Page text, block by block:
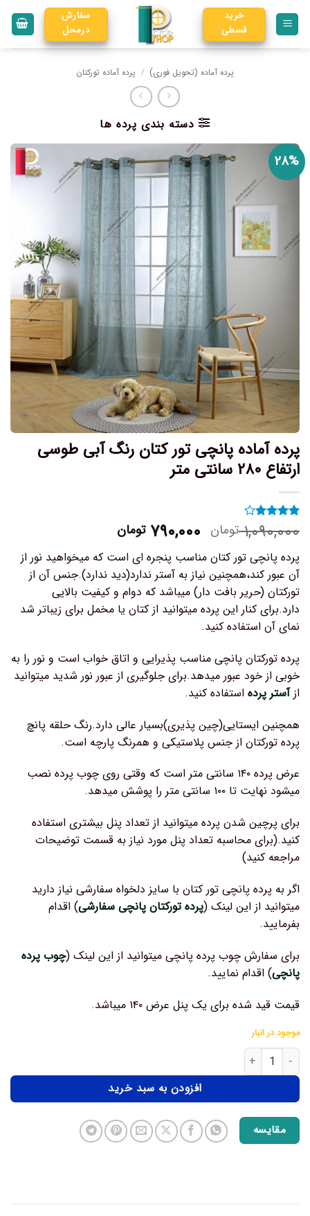
خرید
قسطی
سفارش
درمحل
پرده آماده (تحویل فوری) / پرده آماده تورکتان
دسته بندی پرده ها
۲۸%
پرده آماده پانچی تور کتان رنگ آبی طوسی
ارتفاع ۲۸۰ سانتی متر
۴
از ۵
مشتری
۱,۰۹۰,۰۰۰ تومان ۷۹۰,۰۰۰ تومان
پرده پانچی تور کتان مناسب پنجره ای است که میخواهید نور از
آن عبور کند،همچنین نیاز به آستر ندارد(دید ندارد).جنس آن از
تورکتان (حریر بافت دار) میباشد که دوام و کیفیت بالایی
دارد.برای کنار این پرده میتوانید از کتان یا مخمل برای زیباتر شد
نمای آن استفاده کنید.
پرده تورکتان پانچی مناسب پذیرایی و اتاق خواب است و نور را به
خوبی از خود عبور میدهد.برای جلوگیری از عبور نور شدید میتوانید
ازآستر پرده استفاده کنید.
همچنین ایستایی(چین پذیری)بسیار عالی دارد.رنگ حلقه پانچ
پرده تورکتان از جنس پلاستیکی و همرنگ پارچه است.
عرض پرده ۱۴۰ سانتی متر است که وقتی روی چوب پرده نصب
میشود نهایت تا ۱۰۰ سانتی متر را پوشش میدهد.
برای پرچین شدن پرده میتوانید از تعداد پنل بیشتری استفاده
کنید.(برای محاسبه تعداد پنل مورد نیاز به قسمت توضیحات
مراجعه کنید)
اگر به پرده پانچی تور کتان با سایز دلخواه سفارشی نیاز دارید
میتوانید از این لینک (پرده تورکتان پانچی سفارشی) اقدام
بفرمایید.
برای سفارش چوب پرده پانچی میتوانید از این لینک (چوب پرده
پانچی) اقدام نمایید.
قیمت قید شده برای یک پنل عرض ۱۴۰ میباشد.
موجود در انبار
افزودن به سبد خرید
مقایسه